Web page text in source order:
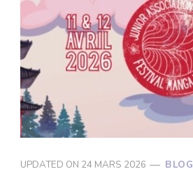
UPDATED ON 24 MARS 2026 BLOG